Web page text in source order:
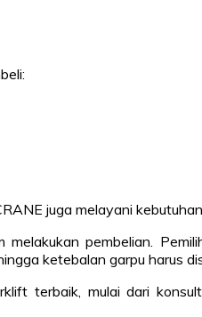
juga melayani kebutuhan
pembelian.
ketebalan garpu harus
terbaik, mulai dari